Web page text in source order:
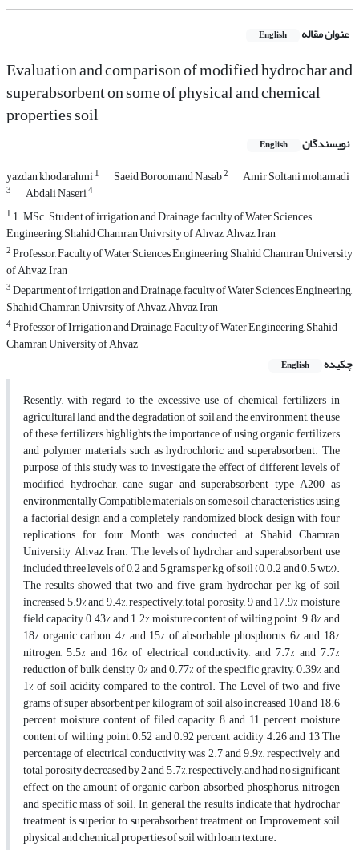
عنوان مقاله English
Evaluation and comparison of modified hydrochar and
superabsorbent on some of physical and chemical
properties soil
نویسندگان English
yazdan khodarahmi1 Saeid Boroomand Nasab2 Amir Soltani mohamadi
3 Abdali Naseri4
1 1. MSc. Student of irrigation and Drainage, faculty of Water Sciences
Engineering, Shahid Chamran Univrsity of Ahvaz, Ahvaz, Iran
2Professor, Faculty of Water Sciences Engineering, Shahid Chamran University
of Ahvaz, Iran
3Department of irrigation and Drainage, faculty of Water Sciences Engineering,
Shahid Chamran Univrsity of Ahvaz, Ahvaz, Iran
4Professor of Irrigation and Drainage, Faculty of Water Engineering, Shahid
Chamran University of Ahvaz
چکیده
English
Resently, with regard to the excessive use of chemical fertilizers in
agricultural land and the degradation of soil and the environment, the use
of these fertilizers highlights the importance of using organic fertilizers
and polymer materials such as hydrochloric and superabsorbent. The
purpose of this study was to investigate the effect of different levels of
modified hydrochar, cane sugar and superabsorbent type A200 as
environmentally Compatible materials on some soil characteristics using
a factorial design and a completely randomized block design with four
replications for four Month was conducted at Shahid Chamran
University, Ahvaz, Iran. The levels of hydrchar and superabsorbent use
included three levels of 0, 2 and 5 grams per kg of soil (0, 0.2 and 0.5 wt%).
The results showed that two and five gram hydrochar per kg of soil
increased 5.9% and 9.4%, respectively, total porosity, 9 and 17.9% moisture
field capacity, 0.43% and 1.2% moisture content of wilting point , 9.8% and
18% organic carbon, 4% and 15% of absorbable phosphorus, 6% and 18%
nitrogen, 5.5% and 16% of electrical conductivity, and 7.7% and 7.7%
reduction of bulk density, 0% and 0.77% of the specific gravity, 0.39% and
1% of soil acidity compared to the control. The Level of two and five
grams of super absorbent per kilogram of soil also increased 10 and 18.6
percent moisture content of filed capacity, 8 and 11 percent moisture
content of wilting point, 0.52 and 0.92 percent, acidity, 4.26 and 13 The
percentage of electrical conductivity was 2.7 and 9.9%, respectively, and
total porosity decreased by 2 and 5.7%, respectively, and had no significant
effect on the amount of organic carbon, absorbed phosphorus, nitrogen
and specific mass of soil. In general, the results indicate that hydrochar
treatment is superior to superabsorbent treatment on Improvement soil
physical and chemical properties of soil with loam texture.